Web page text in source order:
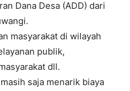
Dana Desa (ADD) dari
masyarakat di wilayah
publik,
dll.
saja menarik biaya